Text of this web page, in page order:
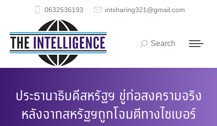
0632536193 intsharing321@gmail.com
Search:
Search
ประธานาธิบดีสหรัฐฯ ขู่ก่อสงครามจริง
หลังจากสหรัฐฯถูกโจมตีทางไซเบอร์